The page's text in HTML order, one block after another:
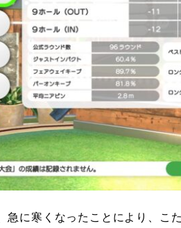
に寒くなったことにより、こ